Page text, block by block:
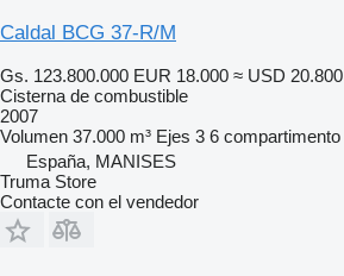
Caldal BCG 37-R/M
Gs. 123.800.000 EUR 18.000 ≈ USD 20.800
Cisterna de combustible
2007
Volumen 37.000 m³ Ejes 3 6 compartimento
España, MANISES
Truma Store
Contacte con el vendedor